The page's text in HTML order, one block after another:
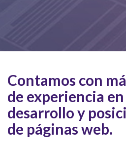
Contamos con
de experiencia
desarrollo y
de páginas web.